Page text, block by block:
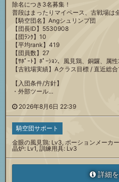
除名につき3名募集！
普段はまったりマイペース、古戦場は
【騎空団名】Angシュリンプ団
【団長ID】5530908
【団ﾗﾝｸ】10
【平均rank】419
【団員数】27
【ｻﾎﾟｰﾄ】ﾎﾟｰｼｮﾝ、風見鶏、銅鑼、属
【古戦場実績】Aクラス目標 / 直近総
【入団条件/方針】
・外部ツール…
2026年8月6日 22:39
騎空団サポート
金眼の風見鶏: Lv3, ポーションメーカ
晶炉: Lv1, 訓練用具: Lv3
詳細